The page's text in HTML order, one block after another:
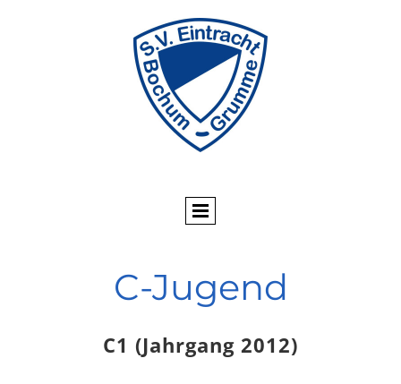
C-Jugend
C1 (Jahrgang 2012)